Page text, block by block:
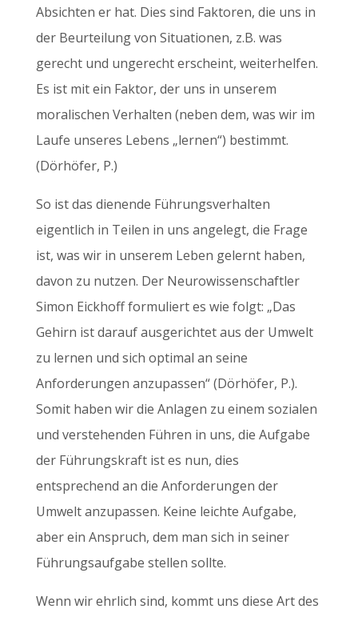
Absichten er hat. Dies sind Faktoren, die uns in
der Beurteilung von Situationen, z.B. was
gerecht und ungerecht erscheint, weiterhelfen.
Es ist mit ein Faktor, der uns in unserem
moralischen Verhalten (neben dem, was wir im
Laufe unseres Lebens „lernen“) bestimmt.
(Dörhöfer, P.)
So ist das dienende Führungsverhalten
eigentlich in Teilen in uns angelegt, die Frage
ist, was wir in unserem Leben gelernt haben,
davon zu nutzen. Der Neurowissenschaftler
Simon Eickhoff formuliert es wie folgt: „Das
Gehirn ist darauf ausgerichtet aus der Umwelt
zu lernen und sich optimal an seine
Anforderungen anzupassen“ (Dörhöfer, P.).
Somit haben wir die Anlagen zu einem sozialen
und verstehenden Führen in uns, die Aufgabe
der Führungskraft ist es nun, dies
entsprechend an die Anforderungen der
Umwelt anzupassen. Keine leichte Aufgabe,
aber ein Anspruch, dem man sich in seiner
Führungsaufgabe stellen sollte.
Wenn wir ehrlich sind, kommt uns diese Art des